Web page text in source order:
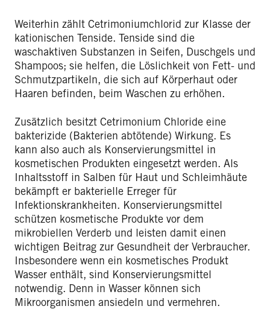
Weiterhin zählt Cetrimoniumchlorid zur Klasse der
kationischen Tenside. Tenside sind die
waschaktiven Substanzen in Seifen, Duschgels und
Shampoos; sie helfen, die Löslichkeit von Fett- und
Schmutzpartikeln, die sich auf Körperhaut oder
Haaren befinden, beim Waschen zu erhöhen.
Zusätzlich besitzt Cetrimonium Chloride eine
bakterizide (Bakterien abtötende) Wirkung. Es
kann also auch als Konservierungsmittel in
kosmetischen Produkten eingesetzt werden. Als
Inhaltsstoff in Salben für Haut und Schleimhäute
bekämpft er bakterielle Erreger für
Infektionskrankheiten. Konservierungsmittel
schützen kosmetische Produkte vor dem
mikrobiellen Verderb und leisten damit einen
wichtigen Beitrag zur Gesundheit der Verbraucher.
Insbesondere wenn ein kosmetisches Produkt
Wasser enthält, sind Konservierungsmittel
notwendig. Denn in Wasser können sich
Mikroorganismen ansiedeln und vermehren.